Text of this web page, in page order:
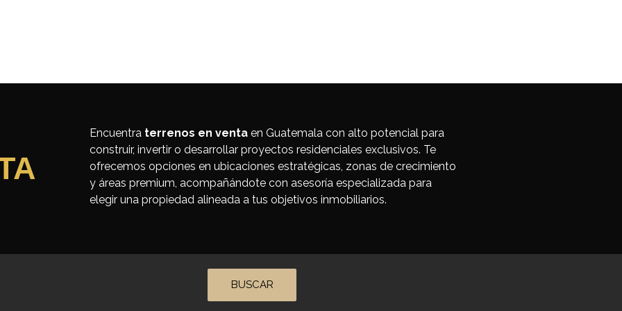
Encuentra terrenos en ventaen Guatemala con alto potencial para
construir, invertir o desarrollar proyectos residenciales exclusivos. Te
ofrecemos opciones en ubicaciones estratégicas, zonas de crecimiento
y áreas premium, acompañándote con asesoría especializada para
elegir una propiedad alineada a tus objetivos inmobiliarios.
BUSCAR